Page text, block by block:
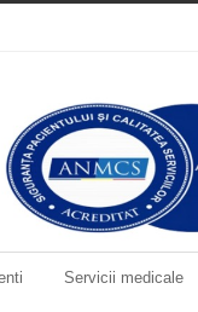
Servicii medicale